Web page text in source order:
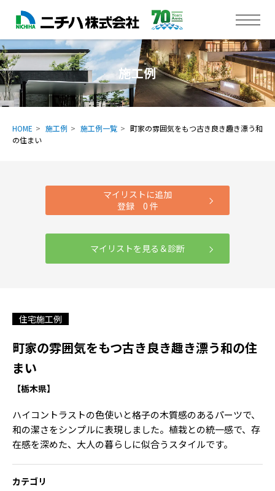
施工例
HOME 施工例 施工例一覧
町家の雰囲気をもつ古き良き趣き漂う和
の住まい
マイリストに追加
登録 0 件
マイリストを見る＆診断
住宅施工例
町家の雰囲気をもつ古き良き趣き漂う和の住
まい
【栃木県】
ハイコントラストの色使いと格子の木質感のあるパーツで、
和の潔さをシンプルに表現しました。植栽との統一感で、存
在感を深めた、大人の暮らしに似合うスタイルです。
カテゴリ